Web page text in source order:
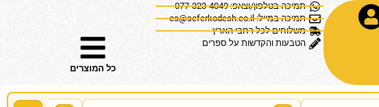
תמיכה בטלפון/וצאפ: 077-323-4049
תמיכה במייל:cs@seferkodesh.co.il
משלוחים לכל רחבי הארץ
הטבעות והקדשות על ספרים
כל המוצרים